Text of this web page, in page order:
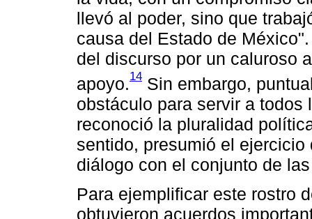
llevó al poder, sino que
causa del Estado de
del discurso por un caluroso
apoyo.14 Sin embargo,
obstáculo para servir a
reconoció la pluralidad
sentido, presumió el
diálogo con el conjunto de
Para ejemplificar este rostro
obtuvieron acuerdos